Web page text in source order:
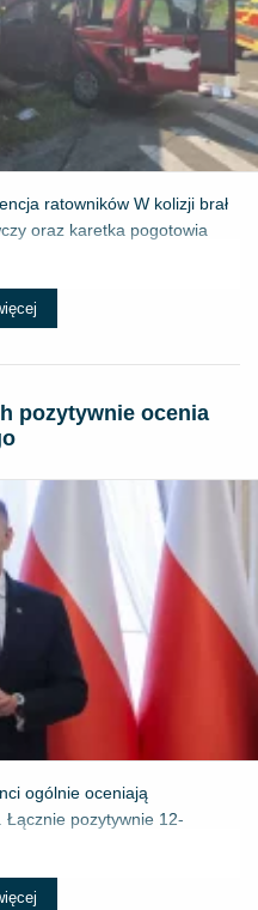
ratowników W kolizji brał
oraz karetka pogotowia
pozytywnie ocenia
ogólnie oceniają
pozytywnie 12-